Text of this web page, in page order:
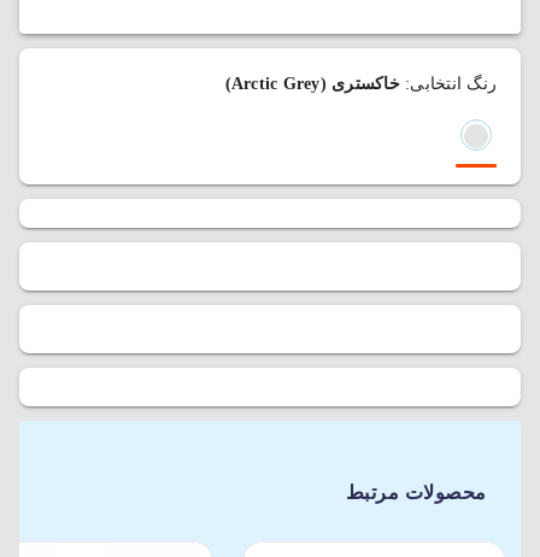
رنگ انتخابی:خاکستری (Arctic Grey)
محصولات مرتبط